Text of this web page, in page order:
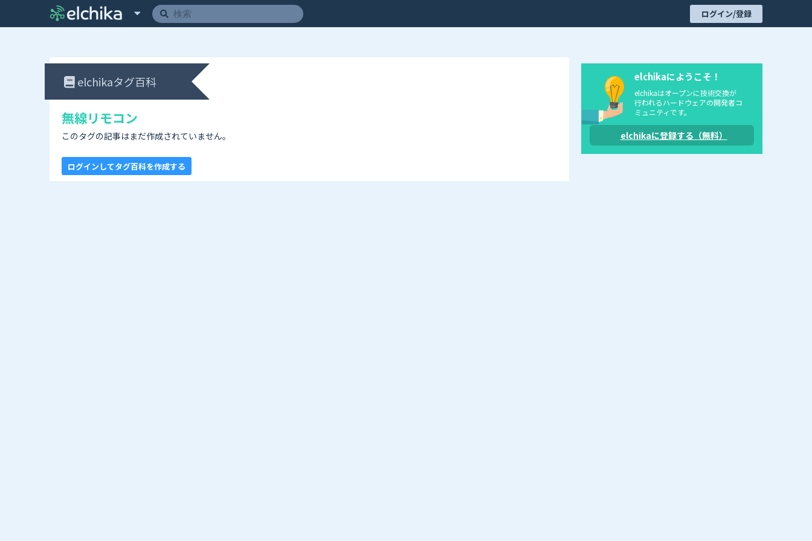
ログイン/登録
elchikaタグ百科
無線リモコン
このタグの記事はまだ作成されていません。
ログインしてタグ百科を作成する
elchikaにようこそ！
elchikaはオープンに技術交換が
行われるハードウェアの開発者コ
ミュニティです。
elchikaに登録する（無料）